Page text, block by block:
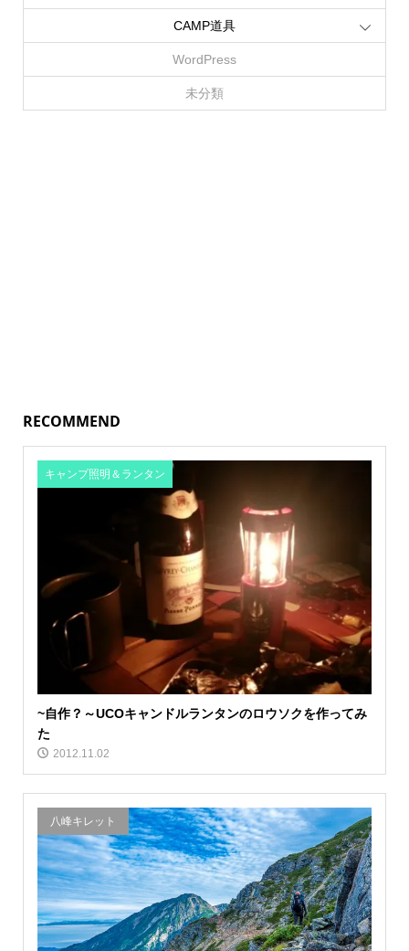
CAMP道具
WordPress
未分類
RECOMMEND
キャンプ照明＆ランタン
~自作？～UCOキャンドルランタンのロウソクを作ってみ
た
2012.11.02
八峰キレット